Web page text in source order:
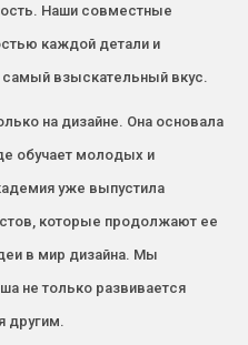
Наши совместные
каждой детали и
взыскательный вкус.
на дизайне. Она основала
обучает молодых и
уже выпустила
которые продолжают ее
в мир дизайна. Мы
не только развивается
другим.